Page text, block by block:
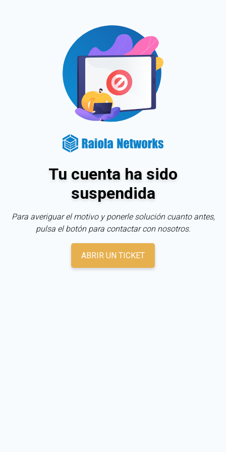
Tu cuenta ha sido
suspendida
Para averiguar el motivo y ponerle solución cuanto antes,
pulsa el botón para contactar con nosotros.
ABRIR UN TICKET